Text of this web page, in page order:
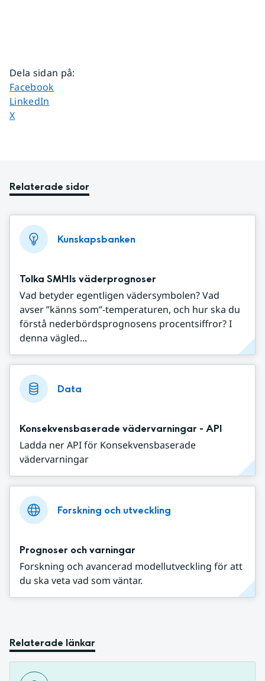
Dela sidan på:
Dela sidan på
Facebook
Dela sidan på
LinkedIn
Dela sidan på
X
Relaterade sidor
Kunskapsbanken
Tolka SMHIs väderprognoser
Vad betyder egentligen vädersymbolen? Vad
avser ”känns som”-temperaturen, och hur ska du
förstå nederbördsprognosens procentsiffror? I
denna vägled...
Data
Konsekvensbaserade vädervarningar - API
Ladda ner API för Konsekvensbaserade
vädervarningar
Forskning och utveckling
Prognoser och varningar
Forskning och avancerad modellutveckling för att
du ska veta vad som väntar.
Relaterade länkar